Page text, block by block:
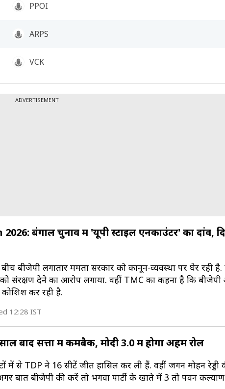
PPOI
ARPS
VCK
ADVERTISEMENT
बंगाल चुनाव में 'यूपी स्टाइल एनकाउंटर' का दांव,
बीजेपी लगातार ममता सरकार को कानून-व्यवस्था पर घेर रही है.
संरक्षण देने का आरोप लगाया. वहीं TMC का कहना है कि बीजेपी
कर रही है.
12:28 IST
बाद सत्ता में कमबैक, मोदी 3.0 में होगा अहम रोल
में से TDP ने 16 सीटें जीत हासिल कर ली हैं. वहीं जगन मोहन रेड्डी
बात बीजेपी की करें तो भगवा पार्टी के खाते में 3 तो पवन